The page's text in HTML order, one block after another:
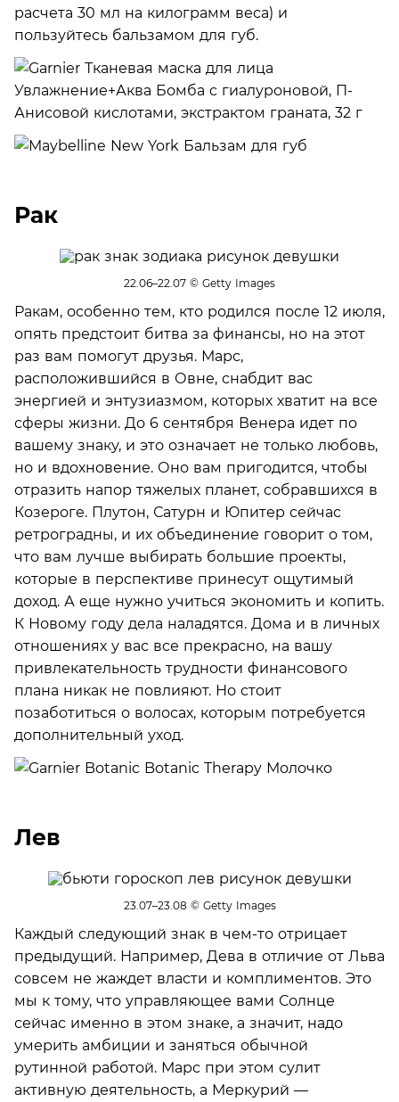
расчета 30 мл на килограмм веса) и
пользуйтесь бальзамом для губ.
Рак
22.06–22.07 © Getty Images
Ракам, особенно тем, кто родился после 12 июля,
опять предстоит битва за финансы, но на этот
раз вам помогут друзья. Марс,
расположившийся в Овне, снабдит вас
энергией и энтузиазмом, которых хватит на все
сферы жизни. До 6 сентября Венера идет по
вашему знаку, и это означает не только любовь,
но и вдохновение. Оно вам пригодится, чтобы
отразить напор тяжелых планет, собравшихся в
Козероге. Плутон, Сатурн и Юпитер сейчас
ретроградны, и их объединение говорит о том,
что вам лучше выбирать большие проекты,
которые в перспективе принесут ощутимый
доход. А еще нужно учиться экономить и копить.
К Новому году дела наладятся. Дома и в личных
отношениях у вас все прекрасно, на вашу
привлекательность трудности финансового
плана никак не повлияют. Но стоит
позаботиться о волосах, которым потребуется
дополнительный уход.
Лев
23.07–23.08 © Getty Images
Каждый следующий знак в чем-то отрицает
предыдущий. Например, Дева в отличие от Льва
совсем не жаждет власти и комплиментов. Это
мы к тому, что управляющее вами Солнце
сейчас именно в этом знаке, а значит, надо
умерить амбиции и заняться обычной
рутинной работой. Марс при этом сулит
активную деятельность, а Меркурий —